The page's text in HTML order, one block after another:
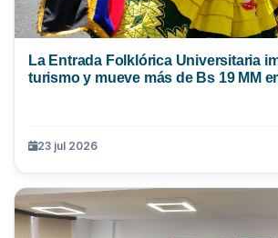
La Entrada Folklórica Universitaria
turismo y mueve más de Bs 19 MM
23 jul 2026